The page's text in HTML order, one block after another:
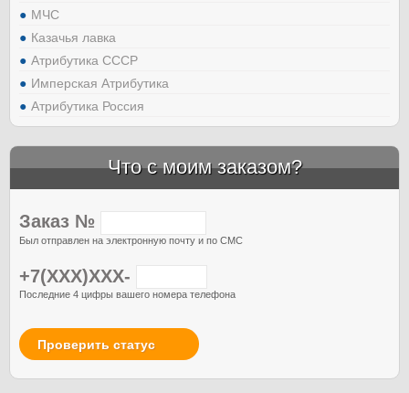
МЧС
Казачья лавка
Атрибутика СССР
Имперская Атрибутика
Атрибутика Россия
Что с моим заказом?
Заказ №
Был отправлен на электронную почту и по СМС
+7(XXX)XXX-
Последние 4 цифры вашего номера телефона
Проверить статус